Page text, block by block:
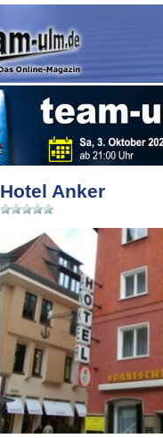
Hotel Anker